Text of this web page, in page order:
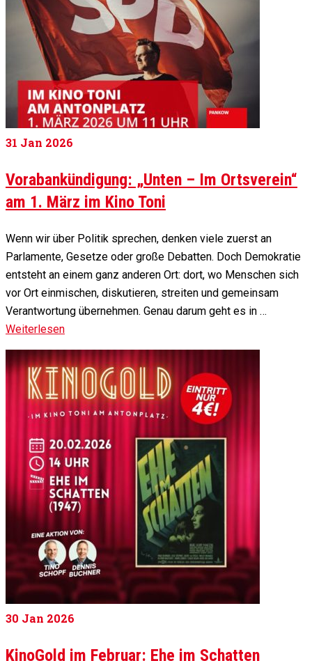
31 Jan 2026
Vorabankündigung: „Unten – Im Ortsverein“
am 1. März im Kino Toni
Wenn wir über Politik sprechen, denken viele zuerst an
Parlamente, Gesetze oder große Debatten. Doch Demokratie
entsteht an einem ganz anderen Ort: dort, wo Menschen sich
vor Ort einmischen, diskutieren, streiten und gemeinsam
Verantwortung übernehmen. Genau darum geht es in …
Weiterlesen
30 Jan 2026
KinoGold im Februar: Ehe im Schatten